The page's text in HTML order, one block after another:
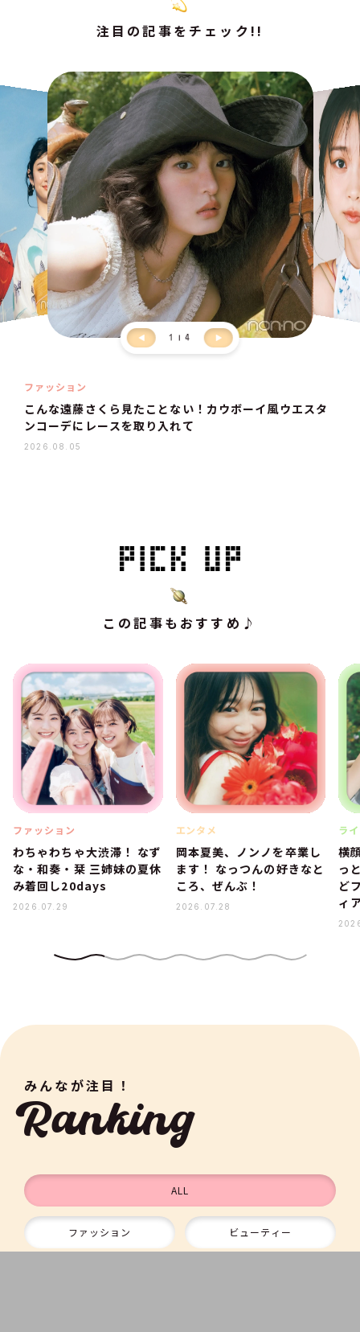
注目の記事をチェック!!
1 4
ファッション
こんな遠藤さくら見たことない！カウボーイ風ウエスタ
ンコーデにレースを取り入れて
2026.08.05
この記事もおすすめ♪
ファッション
わちゃわちゃ大渋滞！ なず
な・和奏・栞 三姉妹の夏休
み着回し20days
2026.07.29
エンタメ
岡本夏美、ノンノを卒業し
ます！ なっつんの好きなと
ころ、ぜんぶ！
2026.07.28
ラ
横
っ
ど
ィ
みんなが注目！
Ranking
ALL
ファッション ビューティー